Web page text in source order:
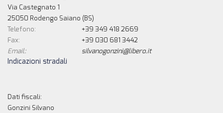
Via Castegnato 1
25050 Rodengo Saiano (BS)
Telefono:
+39 349 418 2669
Fax:
+39 030 681 3442
Email:
silvanogonzini@libero.it
Indicazioni stradali
Dati fiscali:
Gonzini Silvano